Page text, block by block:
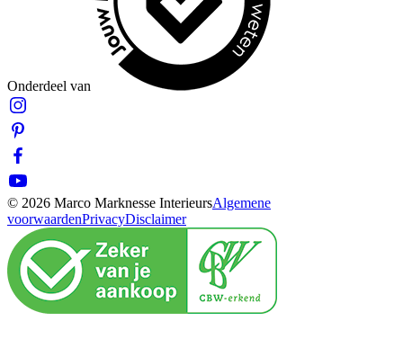
Onderdeel van
© 2026 Marco Marknesse InterieursAlgemene
voorwaardenPrivacyDisclaimer